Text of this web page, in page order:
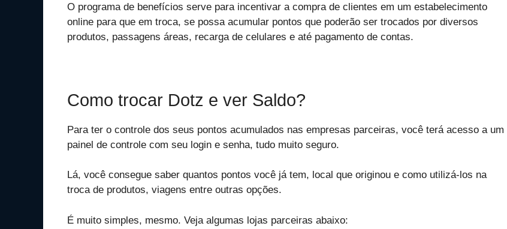
O programa de benefícios serve para incentivar a compra de clientes em um estabelecimento
online para que em troca, se possa acumular pontos que poderão ser trocados por diversos
produtos, passagens áreas, recarga de celulares e até pagamento de contas.
Como trocar Dotz e ver Saldo?
Para ter o controle dos seus pontos acumulados nas empresas parceiras, você terá acesso a um
painel de controle com seu login e senha, tudo muito seguro.
Lá, você consegue saber quantos pontos você já tem, local que originou e como utilizá-los na
troca de produtos, viagens entre outras opções.
É muito simples, mesmo. Veja algumas lojas parceiras abaixo: